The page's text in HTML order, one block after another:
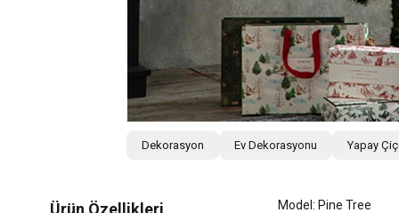
Dekorasyon Ev Dekorasyonu Yapay
Ürün Özellikleri
Model: Pine Tree